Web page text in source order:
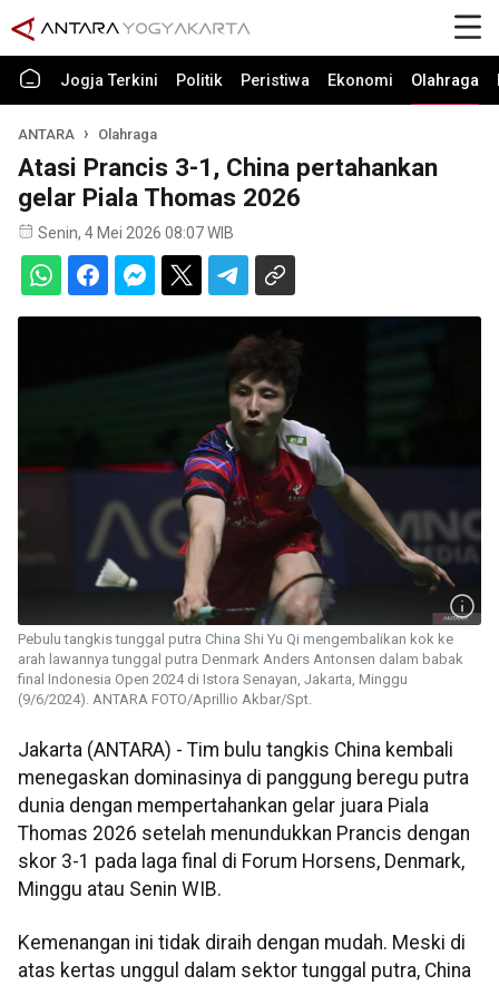
Jogja Terkini Politik Peristiwa Ekonomi Olahraga
ANTARA Olahraga
Atasi Prancis 3-1, China pertahankan
gelar Piala Thomas 2026
Senin, 4 Mei 2026 08:07 WIB
Pebulu tangkis tunggal putra China Shi Yu Qi mengembalikan kok ke
arah lawannya tunggal putra Denmark Anders Antonsen dalam babak
final Indonesia Open 2024 di Istora Senayan, Jakarta, Minggu
(9/6/2024). ANTARA FOTO/Aprillio Akbar/Spt.
Jakarta (ANTARA) - Tim bulu tangkis China kembali
menegaskan dominasinya di panggung beregu putra
dunia dengan mempertahankan gelar juara Piala
Thomas 2026 setelah menundukkan Prancis dengan
skor 3-1 pada laga final di Forum Horsens, Denmark,
Minggu atau Senin WIB.
Kemenangan ini tidak diraih dengan mudah. Meski di
atas kertas unggul dalam sektor tunggal putra, China